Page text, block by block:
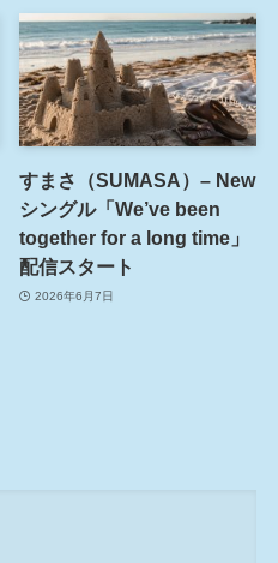
すまさ（SUMASA）– New
シングル「We’ve been
together for a long time」
配信スタート
2026年6月7日